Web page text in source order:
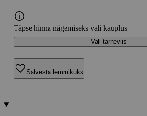
Täpse hinna nägemiseks vali kauplus
Vali tarneviis
Salvesta lemmikuks